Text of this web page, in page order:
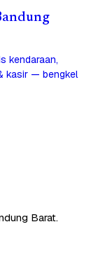
kendaraan,
kasir — bengkel
Barat.